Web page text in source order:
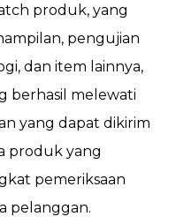
produk, yang
pengujian
dan item lainnya,
berhasil melewati
yang dapat dikirim
produk yang
pemeriksaan
pelanggan.